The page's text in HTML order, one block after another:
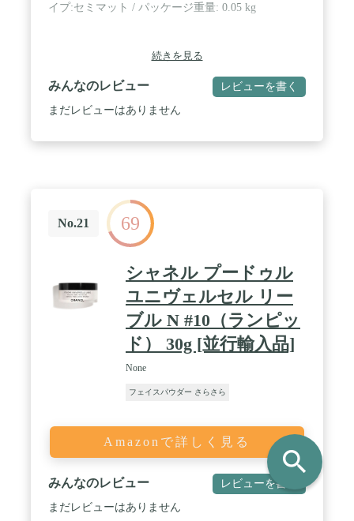
イプ:セミマット / パッケージ重量: 0.05 kg
続きを見る
みんなのレビュー レビューを書く
まだレビューはありません
No.21 69
シャネル プードゥル
ユニヴェルセル リー
ブル N #10（ランピッ
ド） 30g [並行輸入品]
None
フェイスパウダー さらさら
Amazonで詳しく見る
みんなのレビュー レビューを書く
まだレビューはありません
search